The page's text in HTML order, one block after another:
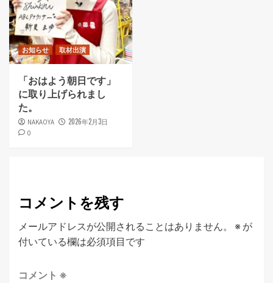
お知らせ 取材出演
「おはよう朝日です」
に取り上げられまし
た。
NAKAOYA 2026年2月3日
0
コメントを残す
メールアドレスが公開されることはありません。 ※ が
付いている欄は必須項目です
コメント ※